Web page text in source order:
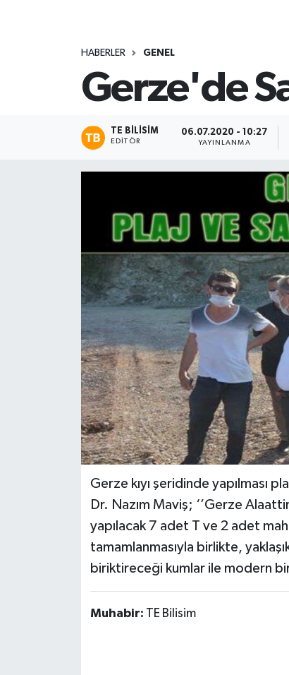
HABERLER GENEL
Gerze'de
TE BILISIM
EDITÖR
06.07.2020 - 10:27
YAYINLANMA
Gerze kıyı şeridinde yapılması
Dr. Nazım Maviş; ‘’Gerze
yapılacak 7 adet T ve 2 adet
tamamlanmasıyla birlikte,
biriktireceği kumlar ile modern bir
Muhabir: TE Bilisim